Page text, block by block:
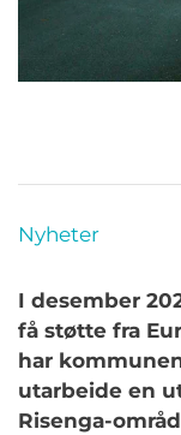
Nyheter
I desember
få støtte fra
har
utarbeide en
Risenga-